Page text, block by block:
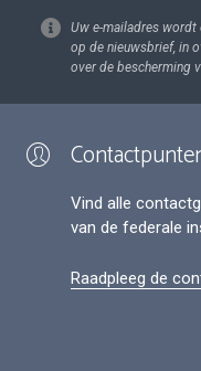
Uw e-mailadres
op de nieuwsbrief, in
over de bescherming
Vind alle
van de federale
Raadpleeg de